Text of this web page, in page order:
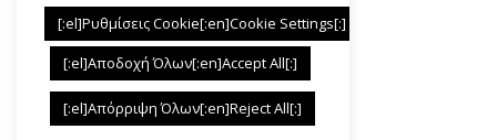
Copyright © 2026. All Rights Reserved
Made with❤︎bydycode_
[:el]Ρυθμίσεις Cookie[:en]Cookie Settings[:]
[:el]Αποδοχή Όλων[:en]Accept All[:]
[:el]Απόρριψη Όλων[:en]Reject All[:]